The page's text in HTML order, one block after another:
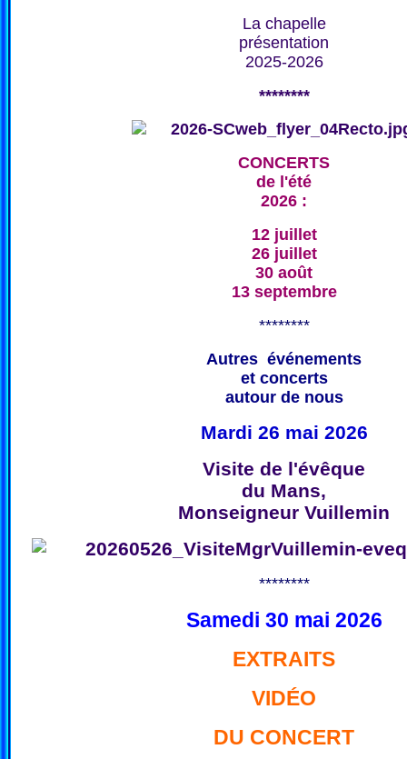
La chapelle
présentation
2025-2026
********
CONCERTS
de l'été
2026 :
12 juillet
26 juillet
30 août
13 septembre
********
Autres événements
et concerts
autour de nous
Mardi 26 mai 2026
Visite de l'évêque
du Mans,
Monseigneur Vuillemin
********
Samedi 30 mai 2026
EXTRAITS
VIDÉO
DU CONCERT